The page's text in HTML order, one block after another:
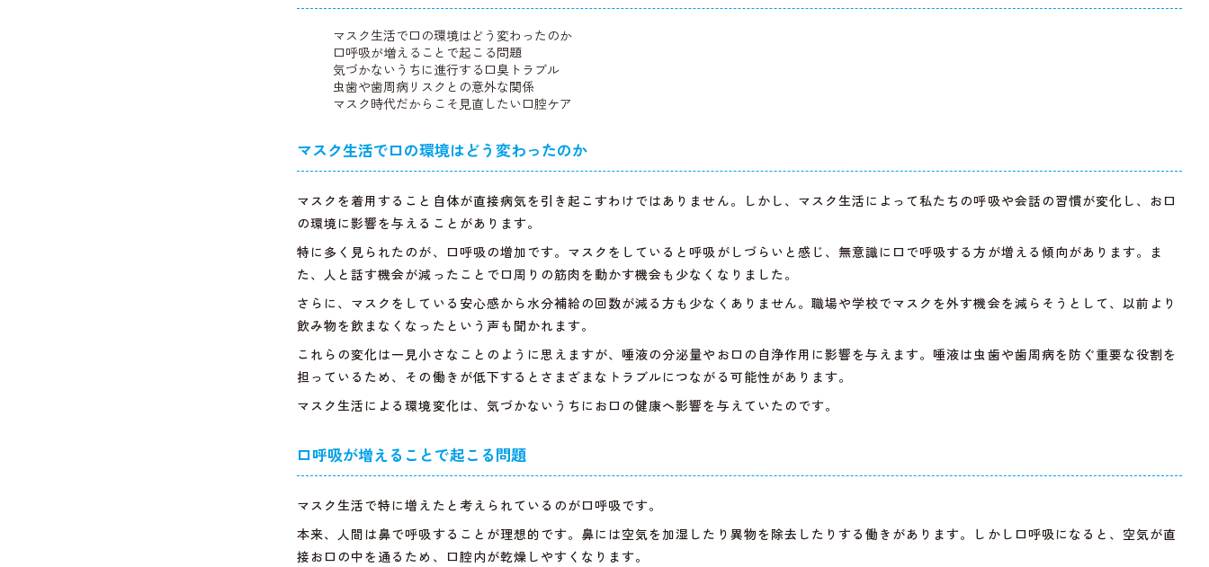
マスク生活で口の環境はどう変わったのか
口呼吸が増えることで起こる問題
気づかないうちに進行する口臭トラブル
虫歯や歯周病リスクとの意外な関係
マスク時代だからこそ見直したい口腔ケア
マスク生活で口の環境はどう変わったのか
マスクを着用すること自体が直接病気を引き起こすわけではありません。しかし、マスク生活によって私たちの呼吸や会話の習慣が変化し、お口
の環境に影響を与えることがあります。
特に多く見られたのが、口呼吸の増加です。マスクをしていると呼吸がしづらいと感じ、無意識に口で呼吸する方が増える傾向があります。ま
た、人と話す機会が減ったことで口周りの筋肉を動かす機会も少なくなりました。
さらに、マスクをしている安心感から水分補給の回数が減る方も少なくありません。職場や学校でマスクを外す機会を減らそうとして、以前より
飲み物を飲まなくなったという声も聞かれます。
これらの変化は一見小さなことのように思えますが、唾液の分泌量やお口の自浄作用に影響を与えます。唾液は虫歯や歯周病を防ぐ重要な役割を
担っているため、その働きが低下するとさまざまなトラブルにつながる可能性があります。
マスク生活による環境変化は、気づかないうちにお口の健康へ影響を与えていたのです。
口呼吸が増えることで起こる問題
マスク生活で特に増えたと考えられているのが口呼吸です。
本来、人間は鼻で呼吸することが理想的です。鼻には空気を加湿したり異物を除去したりする働きがあります。しかし口呼吸になると、空気が直
接お口の中を通るため、口腔内が乾燥しやすくなります。